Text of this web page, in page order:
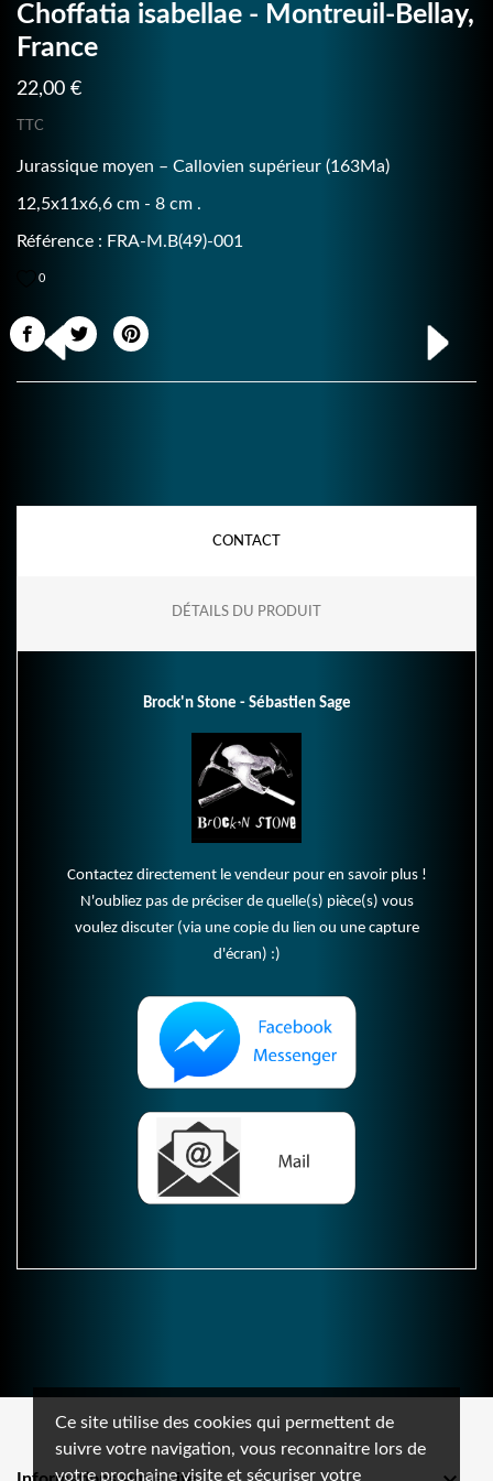
Ce site utilise des cookies qui permettent de
suivre votre navigation, vous reconnaitre lors de
votre prochaine visite et sécuriser votre
Choffatia isabellae - Montreuil-Bellay,
France
22,00 €
TTC
Jurassique moyen – Callovien supérieur (163Ma)
12,5x11x6,6 cm - 8 cm .
Référence : FRA-M.B(49)-001
0
CONTACT
DÉTAILS DU PRODUIT
Brock'n Stone - Sébastien Sage
Contactez directement le vendeur pour en savoir plus !
N'oubliez pas de préciser de quelle(s) pièce(s) vous
voulez discuter (via une copie du lien ou une capture
d'écran) :)